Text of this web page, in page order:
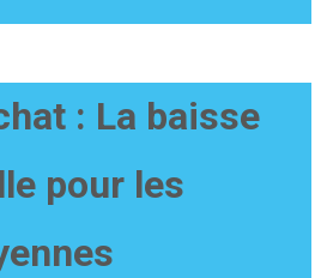
: La baisse
pour les